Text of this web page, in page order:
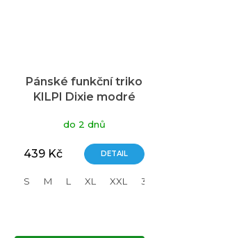
Pánské funkční triko
KILPI Dixie modré
do 2 dnů
439 Kč DETAIL
S M L XL XXL 3XL